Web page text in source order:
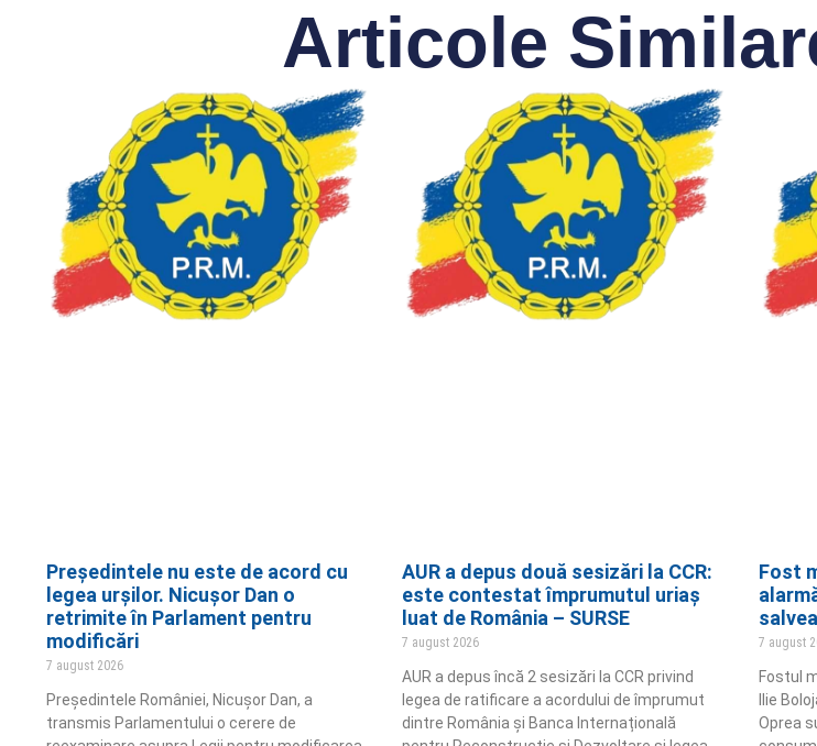
Articole
Președintele nu este de acord cu
legea urșilor. Nicușor Dan o
retrimite în Parlament pentru
modificări
7 august 2026
Președintele României, Nicușor Dan, a
transmis Parlamentului o cerere de
AUR a depus două sesizări la CCR:
este contestat împrumutul uriaș
luat de România – SURSE
7 august 2026
AUR a depus încă 2 sesizări la CCR privind
legea de ratificare a acordului de împrumut
dintre România și Banca Internațională
Fost
7 august
Fostul
Ilie
Oprea